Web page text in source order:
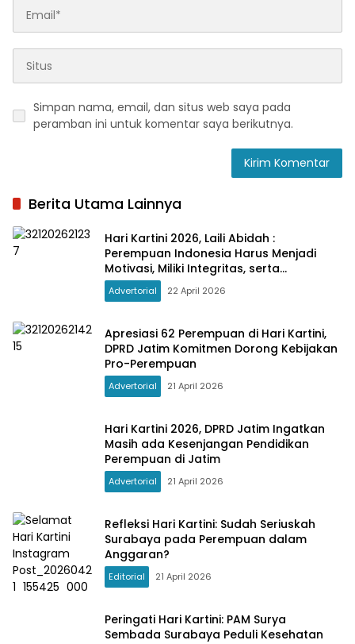
Simpan nama, email, dan situs web saya pada
peramban ini untuk komentar saya berikutnya.
Berita Utama Lainnya
Hari Kartini 2026, Laili Abidah :
Perempuan Indonesia Harus Menjadi
Motivasi, Miliki Integritas, serta
Kompetensi
Advertorial 22 April 2026
Apresiasi 62 Perempuan di Hari Kartini,
DPRD Jatim Komitmen Dorong Kebijakan
Pro-Perempuan
Advertorial 21 April 2026
Hari Kartini 2026, DPRD Jatim Ingatkan
Masih ada Kesenjangan Pendidikan
Perempuan di Jatim
Advertorial 21 April 2026
Refleksi Hari Kartini: Sudah Seriuskah
Surabaya pada Perempuan dalam
Anggaran?
Editorial 21 April 2026
Peringati Hari Kartini: PAM Surya
Sembada Surabaya Peduli Kesehatan